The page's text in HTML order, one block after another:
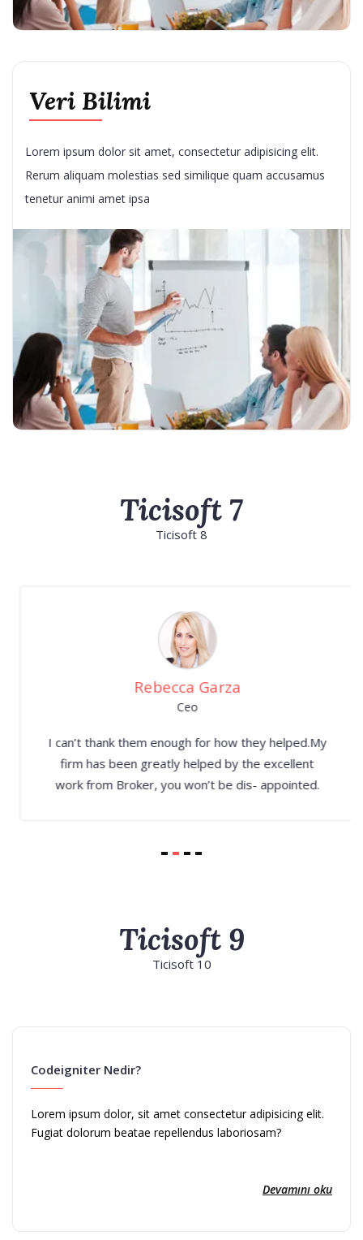
Veri Bilimi
Lorem ipsum dolor sit amet, consectetur adipisicing elit.
Rerum aliquam molestias sed similique quam accusamus
tenetur animi amet ipsa
Ticisoft 7
Ticisoft 8
Rebecca Garza
Ceo
I can’t thank them enough for how they helped.My
firm has been greatly helped by the excellent
work from Broker, you won’t be dis- appointed.
Ticisoft 9
Ticisoft 10
Codeigniter Nedir?
Lorem ipsum dolor, sit amet consectetur adipisicing elit.
Fugiat dolorum beatae repellendus laboriosam?
Devamını oku